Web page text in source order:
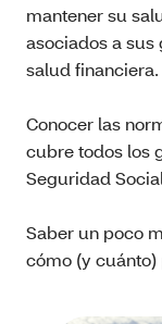
mantener su
asociados a
salud financiera.
Conocer las
cubre todos los
Seguridad
Saber un poco
cómo (y cuánto)